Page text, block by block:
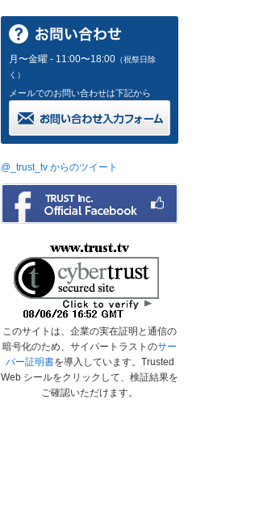
月〜金曜 - 11:00〜18:00 （祝祭日除
く）
メールでのお問い合わせは下記から
@_trust_tv からのツイート
このサイトは、企業の実在証明と通信の
暗号化のため、サイバートラストのサー
バー証明書を導入しています。Trusted
Web シールをクリックして、検証結果を
ご確認いただけます。